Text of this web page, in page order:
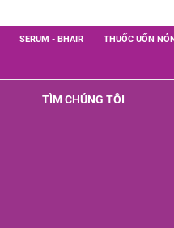
SERUM - BHAIR THUỐC UỐN
TÌM CHÚNG TÔI